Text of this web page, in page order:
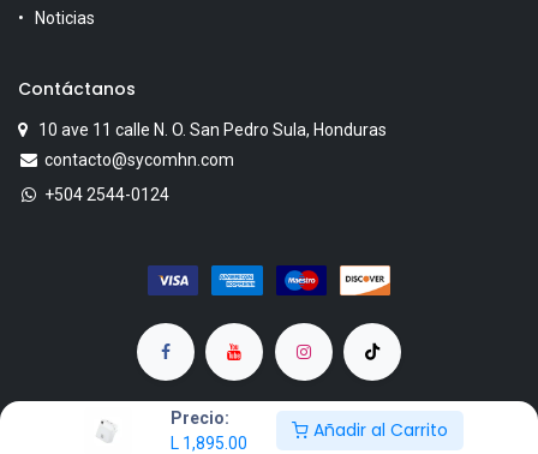
Precio:
L 1,895.00
Añadir al Carrito
Noticias
Contáctanos
10 ave 11 calle N. O. San Pedro Sula, Honduras
contacto@sycomhn.com
+504 2544-0124